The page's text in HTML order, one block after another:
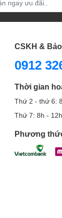
CSKH &
0912
Thời gian
Thứ 2 - thứ 6:
Thứ 7: 8h - 12h
Phương